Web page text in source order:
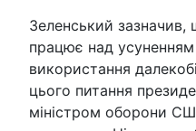
Зеленський зазначив,
працює над
використання
цього питання
міністром оборони